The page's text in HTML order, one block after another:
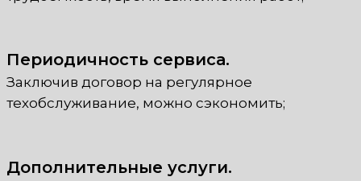
Периодичность сервиса.
Заключив договор на регулярное
техобслуживание, можно сэкономить;
Дополнительные услуги.